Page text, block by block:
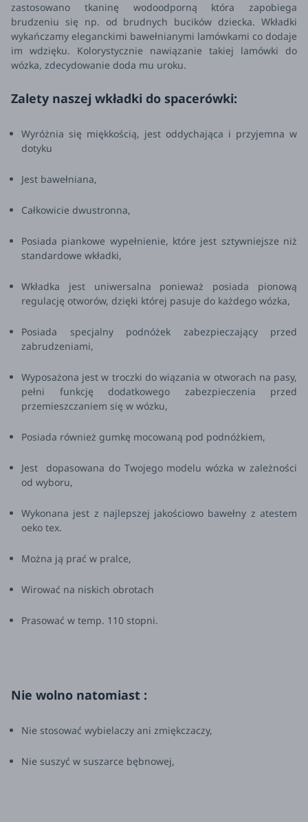
zastosowano tkaninę wodoodporną która zapobiega
brudzeniu się np. od brudnych bucików dziecka. Wkładki
wykańczamy eleganckimi bawełnianymi lamówkami co dodaje
im wdzięku. Kolorystycznie nawiązanie takiej lamówki do
wózka, zdecydowanie doda mu uroku.
Zalety naszej wkładki do spacerówki:
Wyróżnia się miękkością, jest oddychająca i przyjemna w
dotyku
Jest bawełniana,
Całkowicie dwustronna,
Posiada piankowe wypełnienie, które jest sztywniejsze niż
standardowe wkładki,
Wkładka jest uniwersalna ponieważ posiada pionową
regulację otworów, dzięki której pasuje do każdego wózka,
Posiada specjalny podnóżek zabezpieczający przed
zabrudzeniami,
Wyposażona jest w troczki do wiązania w otworach na pasy,
pełni funkcję dodatkowego zabezpieczenia przed
przemieszczaniem się w wózku,
Posiada również gumkę mocowaną pod podnóżkiem,
Jest dopasowana do Twojego modelu wózka w zależności
od wyboru,
Wykonana jest z najlepszej jakościowo bawełny z atestem
oeko tex.
Można ją prać w pralce,
Wirować na niskich obrotach
Prasować w temp. 110 stopni.
Nie wolno natomiast :
Nie stosować wybielaczy ani zmiękczaczy,
Nie suszyć w suszarce bębnowej,